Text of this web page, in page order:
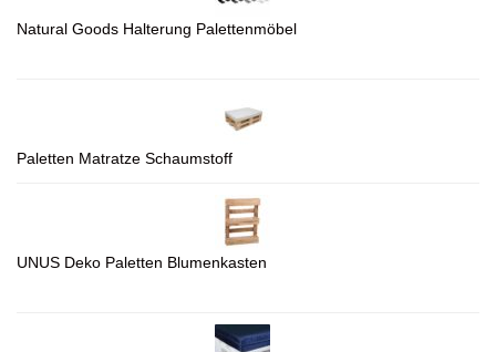
Natural Goods Halterung Palettenmöbel
Paletten Matratze Schaumstoff
UNUS Deko Paletten Blumenkasten